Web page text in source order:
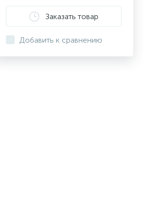
Заказать товар
Добавить к сравнению